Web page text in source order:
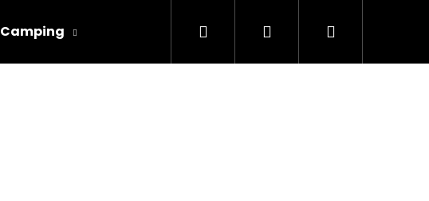
Camping Péče o úlovky BAZAR použité zboží
Hledat PřihlášeníNákupní